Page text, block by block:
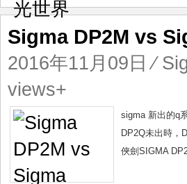
界
Sigma DP2M vs
2016年11月09日 ⁄
views+
sigma 新出的q
DP2Q未出時，
俠劍SIGMA